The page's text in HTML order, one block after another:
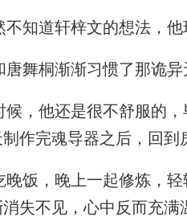
知道轩梓文的想法，他
舞桐渐渐习惯了那诡异
，他还是很不舒服的，
作完魂导器之后，回到
饭，晚上一起修炼，轻
失不见，心中反而充满